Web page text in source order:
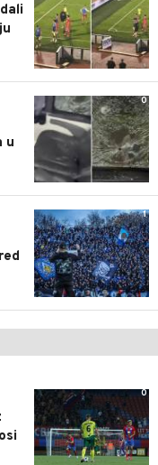
0
u
1
0